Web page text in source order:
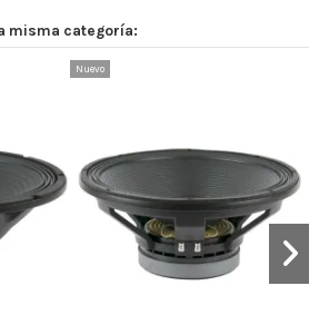
misma categoría:
Nuevo